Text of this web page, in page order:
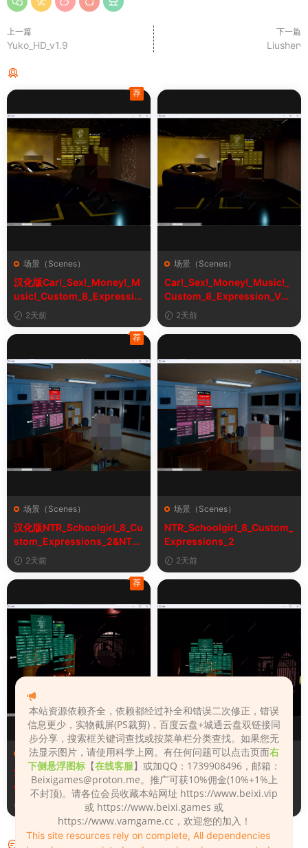
上一篇
Yuko_HD_v1.9
下一篇
Liushen
场景（Scenes）
汉化版Car!_Sex!_Money!_M
usic!_Custom_8_Expressio
n_V2_1&车！性！钱！音乐！
自定义表情
2天前
荐
场景（Scenes）
Car!_Sex!_Money!_Music!_
Custom_8_Expression_V2_
1
2天前
场景（Scenes）
汉化版NTR_Schoolgirl_8_Cu
stom_Expressions_2&NTR
女学生8自定义表情
2天前
荐
场景（Scenes）
NTR_Schoolgirl_8_Custom_
Expressions_2
2天前
场景（Scenes）
汉化版Fall_Of_Dynasty_Silh
ouette_Play_Bug_Fixed_2&
《王朝陨落》剪影玩法修复版
荐
场景（Scenes）
Fall_Of_Dynasty_Silhouette
_Play_Bug_Fixed_2
5天前
评论
本站资源依赖齐全，依赖都经过补全和错误二次修正，错误
信息更少，实物截屏(PS裁剪)，百度云盘+城通云盘双链接同
步分享，搜索框关键词查找或按菜单栏分类查找。如果您无
法显示图片，请使用科学上网。有任何问题可以点击页面右
下侧悬浮图标 【在线客服】或加QQ：1739908496，邮箱：
Beixigames@proton.me。推广可获10%佣金(10%+1%上
不封顶)。请各位会员收藏本站网址 https://www.beixi.vip
或 https://www.beixi.games 或
https://www.vamgame.cc，欢迎您的加入！
This site resources rely on complete, All dependencies